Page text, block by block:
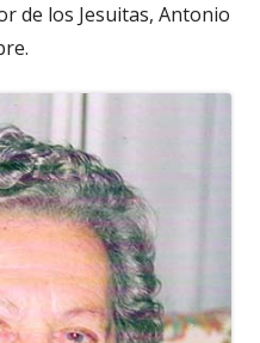
de los Jesuitas, Antonio